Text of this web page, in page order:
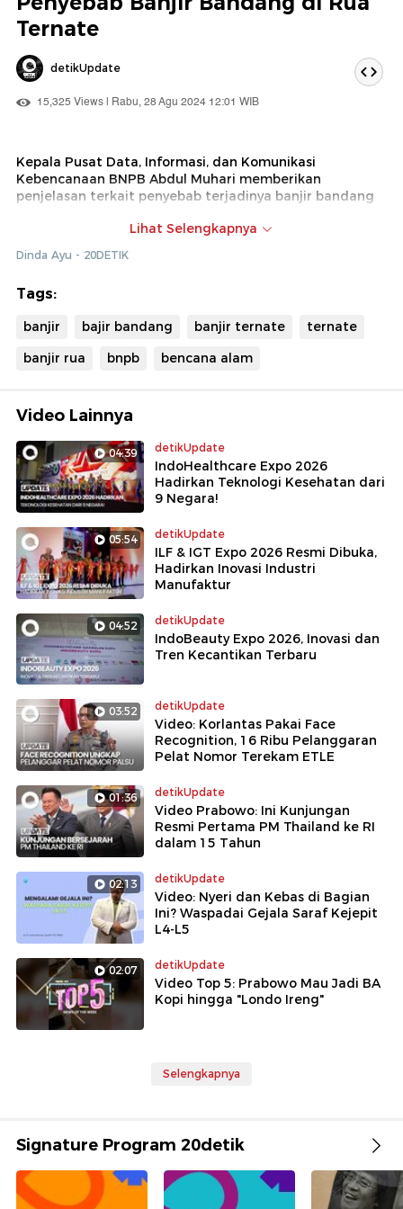
Ternate
detikUpdate
15,325 Views | Rabu, 28 Agu 2024 12:01 WIB
Kepala Pusat Data, Informasi, dan Komunikasi
Kebencanaan BNPB Abdul Muhari memberikan
penjelasan terkait penyebab terjadinya banjir bandang
Ternate, Maluku Utara. Banjir bandang ini terjadi karena
intensitas hujan tinggi dan lokasi Kelurahan Rua yang
berada di lereng Gunung Api Gamalama. Kondisi seperti
disebut bisa menjadi penyebab terjadinya banjir
Lihat Selengkapnya
Dinda Ayu - 20DETIK
Tags:
banjir bajir bandang banjir ternate
ternate
banjir rua
bnpb bencana alam
Video Lainnya
04:39 detikUpdate
IndoHealthcare Expo 2026
Hadirkan Teknologi Kesehatan dari
9 Negara!
05:54 detikUpdate
ILF & IGT Expo 2026 Resmi Dibuka,
Hadirkan Inovasi Industri
Manufaktur
04:52 detikUpdate
IndoBeauty Expo 2026, Inovasi dan
Tren Kecantikan Terbaru
03:52 detikUpdate
Video: Korlantas Pakai Face
Recognition, 16 Ribu Pelanggaran
Pelat Nomor Terekam ETLE
01:36 detikUpdate
Video Prabowo: Ini Kunjungan
Resmi Pertama PM Thailand ke RI
dalam 15 Tahun
02:13 detikUpdate
Video: Nyeri dan Kebas di Bagian
Ini? Waspadai Gejala Saraf Kejepit
L4-L5
02:07 detikUpdate
Video Top 5: Prabowo Mau Jadi BA
Kopi hingga "Londo Ireng"
Selengkapnya
Signature Program 20detik